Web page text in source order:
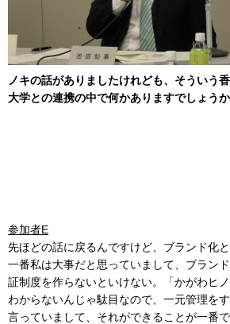
ノキの話がありましたけれども、そういう
大学との連携の中で何かありますでしょうか
参加者E
先ほどの話に戻るんですけど、ブランド化
一番私は大事だと思っていまして、ブラン
証制度を作らないといけない。「かがわヒ
わからないんじゃ駄目なので、一元管理を
言っていまして、それができることが一番